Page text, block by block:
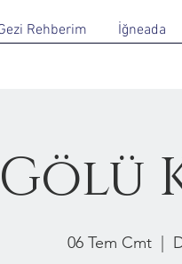
Rehberim İğneada
06 Tem Cmt
  |